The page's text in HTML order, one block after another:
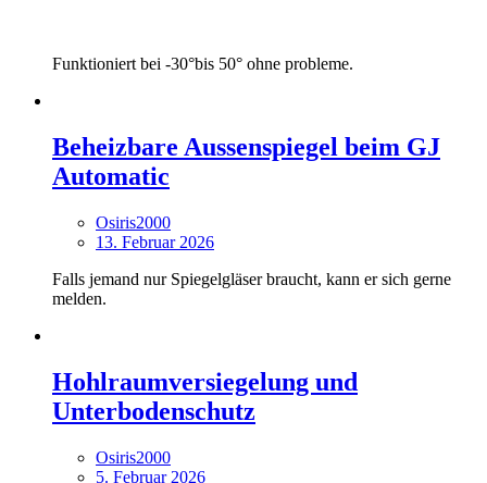
Funktioniert bei -30°bis 50° ohne probleme.
Beheizbare Aussenspiegel beim GJ
Automatic
Osiris2000
13. Februar 2026
Falls jemand nur Spiegelgläser braucht, kann er sich gerne
melden.
Hohlraumversiegelung und
Unterbodenschutz
Osiris2000
5. Februar 2026